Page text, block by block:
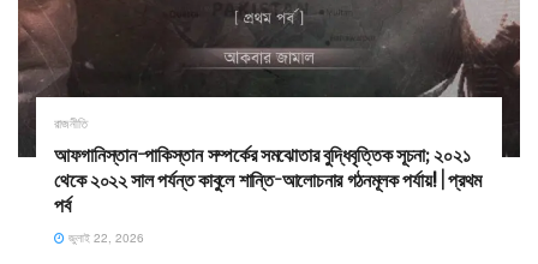
রাজনীতি
আফগানিস্তান-পাকিস্তান সম্পর্কের সমঝোতার বুদ্ধিবৃত্তিক সূচনা; ২০২১
থেকে ২০২২ সাল পর্যন্ত কাবুলে শান্তি-আলোচনার গঠনমূলক পর্যায়! | প্রথম
পর্ব
জুলাই 22, 2026